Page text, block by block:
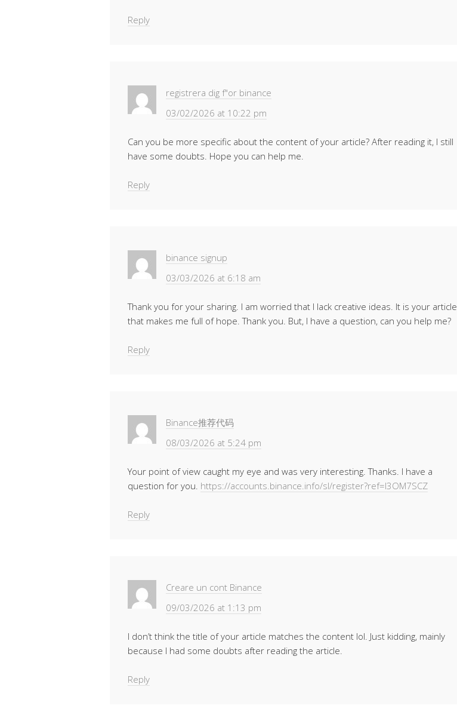
Reply
registrera dig f"or binance
03/02/2026 at 10:22 pm
Can you be more specific about the content of your article? After reading it, I still
have some doubts. Hope you can help me.
Reply
binance signup
03/03/2026 at 6:18 am
Thank you for your sharing. I am worried that I lack creative ideas. It is your article
that makes me full of hope. Thank you. But, I have a question, can you help me?
Reply
Binance推荐代码
08/03/2026 at 5:24 pm
Your point of view caught my eye and was very interesting. Thanks. I have a
question for you. https://accounts.binance.info/sl/register?ref=I3OM7SCZ
Reply
Creare un cont Binance
09/03/2026 at 1:13 pm
I don’t think the title of your article matches the content lol. Just kidding, mainly
because I had some doubts after reading the article.
Reply